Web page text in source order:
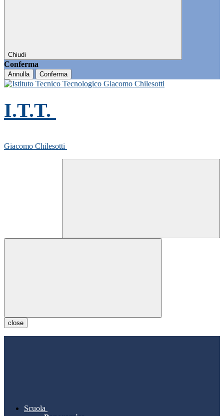
Chiudi
Conferma
Annulla Conferma
I.T.T.
Giacomo Chilesotti
close
Scuola